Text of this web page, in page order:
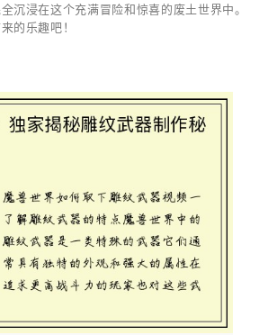
沉浸在这个充满冒险和惊喜的废土世界中。
的乐趣吧！